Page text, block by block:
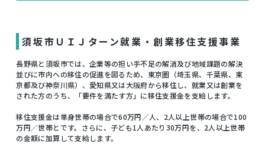
須坂市ＵＩＪターン就業・創業移住支援事業
長野県と須坂市では、企業等の担い手不足の解消及び地域課題の解決
並びに市内への移住の促進を図るため、東京圏（埼玉県、千葉県、東
京都及び神奈川県）、愛知県又は大阪府から移住し、就業又は創業を
された方のうち、「要件を満たす方」に移住支援金を支給します。
移住支援金は単身世帯の場合で60万円／人、2人以上世帯の場合で100
万円／世帯とです。さらに、子ども1人あたり30万円を、2人以上世帯
の金額に加算して支給します。